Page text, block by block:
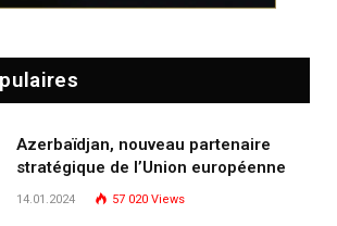
Azerbaïdjan, nouveau partenaire
stratégique de l’Union européenne
14.01.2024 57 020 Views